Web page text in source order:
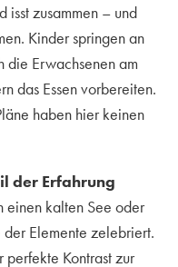
isst zusammen – und
Kinder springen an
die Erwachsenen am
das Essen vorbereiten.
haben hier keinen
der Erfahrung
einen kalten See oder
Elemente zelebriert.
Kontrast zur